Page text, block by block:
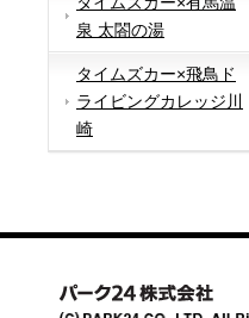
泉 太閤の湯
タイムズカー×飛鳥ド
ライビングカレッジ川
崎